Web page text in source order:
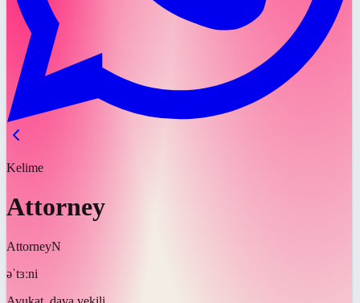
Kelime
Attorney
AttorneyN
əˈtɜːni